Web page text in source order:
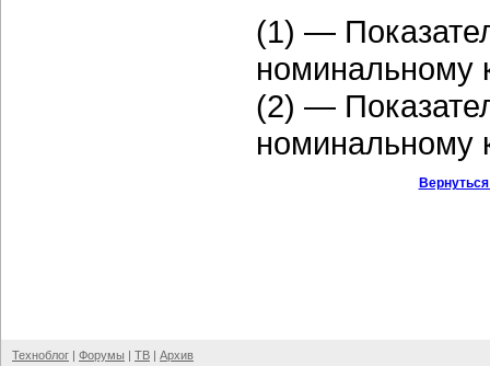
(1) —
номинальному
(2) —
номинальному
Техноблог | Форумы | ТВ | Архив